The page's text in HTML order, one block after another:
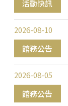
活動快訊
館務公告
2026-08-10
館務公告
2026-08-05